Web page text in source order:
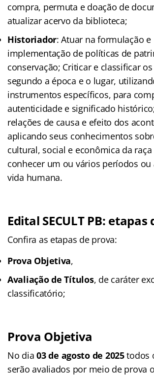
compra, permuta e doação de
atualizar acervo da biblioteca;
Historiador: Atuar na formulação e
implementação de políticas de
conservação; Criticar e classificar
segundo a época e o lugar,
instrumentos específicos, para
autenticidade e significado
relações de causa e efeito dos
aplicando seus conhecimentos
cultural, social e econômica da
conhecer um ou vários períodos ou
vida humana.
Edital SECULT PB:
Confira as etapas de prova:
Prova Objetiva,
Avaliação de Títulos, de caráter
classificatório;
Prova Objetiva
No dia03 de agosto de 2025todos
serão avaliados por meio de prova